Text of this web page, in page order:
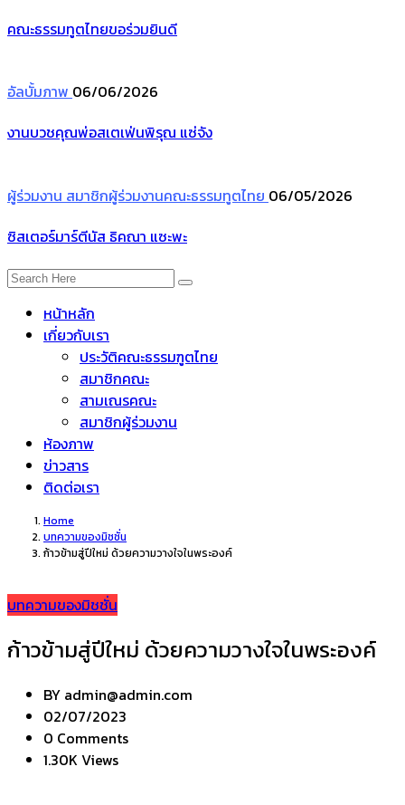
คณะธรรมทูตไทยขอร่วมยินดี
อัลบั้มภาพ 06/06/2026
งานบวชคุณพ่อสเตเฟ่นพิรุณ แซ่จัง
ผู้ร่วมงาน สมาชิกผู้ร่วมงานคณะธรรมทูตไทย 06/05/2026
ซิสเตอร์มาร์ตีนัส ธิคณา แซะพะ
หน้าหลัก
เกี่ยวกับเรา
ประวัติคณะธรรมฑูตไทย
สมาชิกคณะ
สามเณรคณะ
สมาชิกผู้ร่วมงาน
ห้องภาพ
ข่าวสาร
ติดต่อเรา
Home
บทความของมิชชั่น
ก้าวข้ามสู่ปีใหม่ ด้วยความวางใจในพระองค์
บทความของมิชชั่น
ก้าวข้ามสู่ปีใหม่ ด้วยความวางใจในพระองค์
BY admin@admin.com
02/07/2023
0 Comments
1.30K Views